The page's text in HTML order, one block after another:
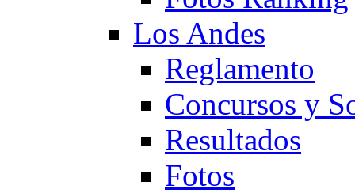
Los Andes
Reglamento
Concursos y
Resultados
Fotos